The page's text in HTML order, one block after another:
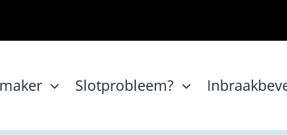
Slotprobleem?